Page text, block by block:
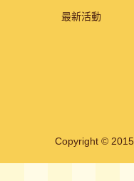
最新活動
Copyright ©